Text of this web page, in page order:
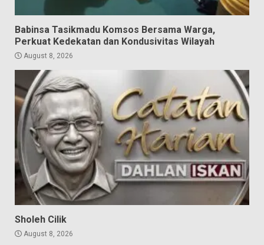
Babinsa Tasikmadu Komsos Bersama Warga,
Perkuat Kedekatan dan Kondusivitas Wilayah
August 8, 2026
Sholeh Cilik
August 8, 2026